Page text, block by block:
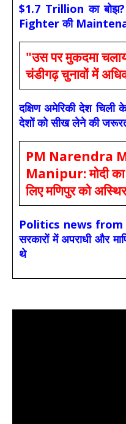
$1.7 Trillion का बोझ?
Fighter की
"उस पर मुकदमा
चंडीगढ़ चुनावों में
दक्षिण अमेरिकी देश
देशों को सीख लेने की
PM Narendra
Manipur: मोदी का
लिए मणिपुर को
Politics news from
सरकारों में अपराधी और
थे